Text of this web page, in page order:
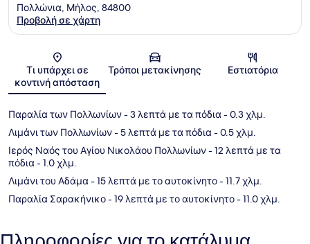
Χάρτης
Πολλώνια, Μήλος, 84800
Προβολή σε χάρτη
Τι υπάρχει σε
κοντινή απόσταση
Τρόποι μετακίνησης Εστιατόρια
Παραλία των Πολλωνίων- 3 λεπτά με τα πόδια- 0.3 χλμ.
Λιμάνι των Πολλωνίων- 5 λεπτά με τα πόδια- 0.5 χλμ.
Ιερός Ναός του Αγίου Νικολάου Πολλωνίων- 12 λεπτά με τα
πόδια- 1.0 χλμ.
Λιμάνι του Αδάμα- 15 λεπτά με το αυτοκίνητο- 11.7 χλμ.
Παραλία Σαρακήνικο- 19 λεπτά με το αυτοκίνητο- 11.0 χλμ.